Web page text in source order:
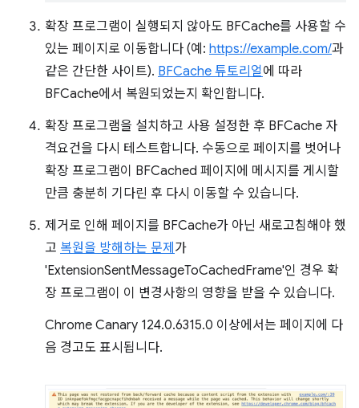
확장 프로그램이 실행되지 않아도 BFCache를 사용할 수
있는 페이지로 이동합니다 (예: https://example.com/과
같은 간단한 사이트). BFCache 튜토리얼에 따라
BFCache에서 복원되었는지 확인합니다.
확장 프로그램을 설치하고 사용 설정한 후 BFCache 자
격요건을 다시 테스트합니다. 수동으로 페이지를 벗어나
확장 프로그램이 BFCached 페이지에 메시지를 게시할
만큼 충분히 기다린 후 다시 이동할 수 있습니다.
제거로 인해 페이지를 BFCache가 아닌 새로고침해야 했
고 복원을 방해하는 문제 가
'ExtensionSentMessageToCachedFrame'인 경우 확
장 프로그램이 이 변경사항의 영향을 받을 수 있습니다.
Chrome Canary 124.0.6315.0 이상에서는 페이지에 다
음 경고도 표시됩니다.